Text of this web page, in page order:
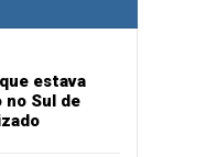
estava
no Sul de